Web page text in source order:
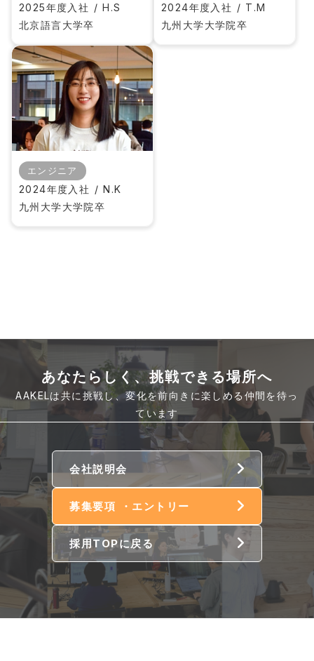
2025年度入社 / H.S
北京語言大学卒
2024年度入社 / T.M
九州大学大学院卒
エンジニア
2024年度入社 / N.K
九州大学大学院卒
あなたらしく、挑戦できる場所へ
AAKELは共に挑戦し、変化を前向きに楽しめる仲間を待っ
ています
会社説明会
募集要項 ・エントリー
採用TOPに戻る